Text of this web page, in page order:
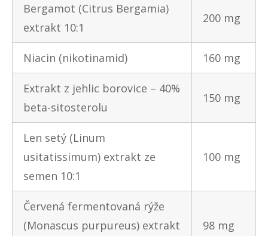
Bergamot (Citrus Bergamia)
extrakt 10:1
200 mg
Niacin (nikotinamid) 160 mg
Extrakt z jehlic borovice – 40%
beta-sitosterolu
150 mg
Len setý (Linum
usitatissimum) extrakt ze
semen 10:1
100 mg
Červená fermentovaná rýže
(Monascus purpureus) extrakt
98 mg